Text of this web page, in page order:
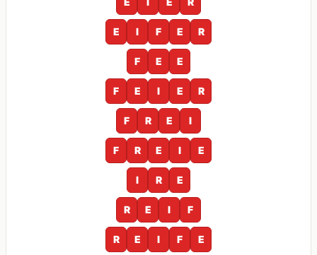
E I F E R
F E E
F E I E R
F R E I
F R E I E
I R E
R E I F
R E I F E